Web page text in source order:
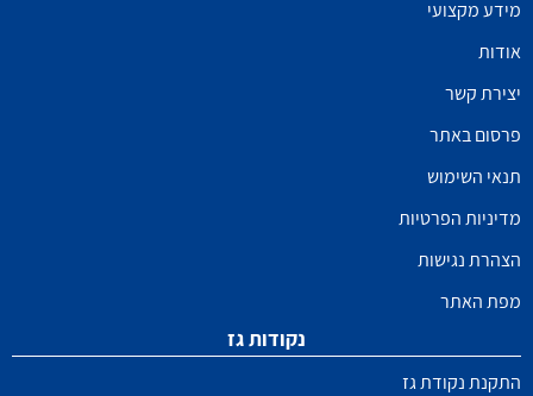
מידע מקצועי
אודות
יצירת קשר
פרסום באתר
תנאי השימוש
מדיניות הפרטיות
הצהרת נגישות
מפת האתר
נקודות גז
התקנת נקודת גז